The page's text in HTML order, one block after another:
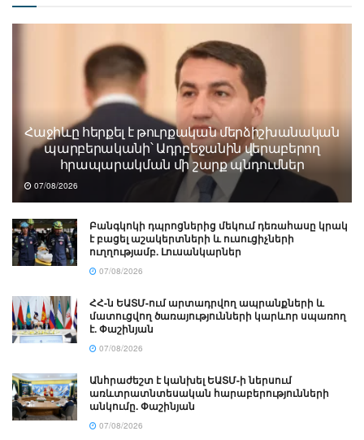
Հաջիևը հերքել է թուրքական մերձիշխանական
պարբերականի՝ Ադրբեջանին վերաբերող
հրապարակման մի շարք պնդումներ
07/08/2026
Բանգկոկի դպրոցներից մեկում դեռահասը կրակ
է բացել աշակերտների և ուսուցիչների
ուղղությամբ. Լուսանկարներ
07/08/2026
ՀՀ-ն ԵԱՏՄ-ում արտադրվող ապրանքների և
մատուցվող ծառայությունների կարևոր սպառող
է. Փաշինյան
07/08/2026
Անհրաժեշտ է կանխել ԵԱՏՄ-ի ներսում
առևտրատնտեսական հարաբերությունների
անկումը. Փաշինյան
07/08/2026